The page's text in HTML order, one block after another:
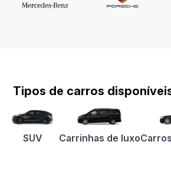
Tipos de carros
SUV Carrinhas de luxo